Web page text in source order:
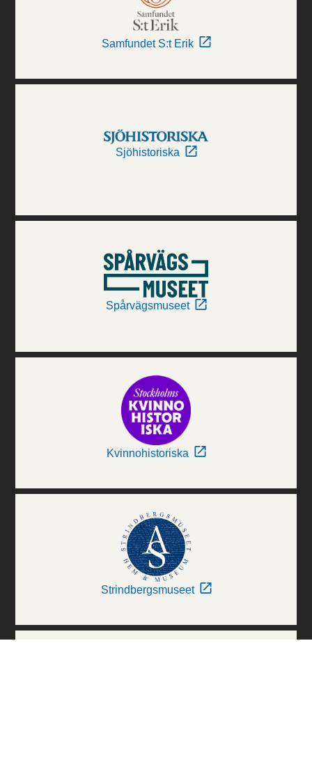
Samfundet S:t Erik
Sjöhistoriska
Spårvägsmuseet
Kvinnohistoriska
Strindbergsmuseet